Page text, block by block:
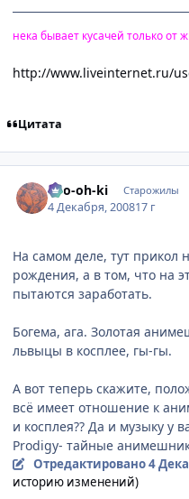
нека бывает кусачей только от
http://www.liveinternet.ru/
Цитата
Ryo-oh-ki Старожилы
4 Декабря, 200817 г
На самом деле, тут прикол
рождения, а в том, что на
пытаются заработать.
Богема, ага. Золотая
львыцы в косплее, гы-гы.
А вот теперь скажите,
всё имеет отношение к
и косплея?? Да и музыку у
Prodigy- тайные
Отредактировано4
историю изменений)